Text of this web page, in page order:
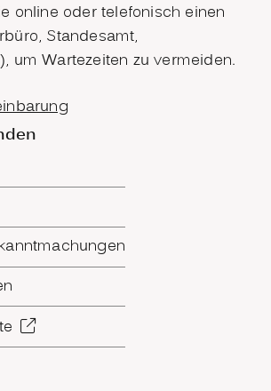
online oder telefonisch einen
Standesamt,
um Wartezeiten zu vermeiden.